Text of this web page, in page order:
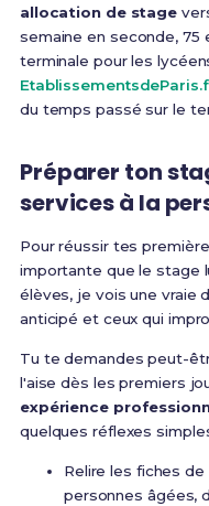
allocation de stage
semaine en seconde, 75
terminale pour les
du temps passé sur le
Préparer ton
services à la
Pour réussir tes
importante que le stage
élèves, je vois une vraie
anticipé et ceux qui
Tu te demandes peut-
l'aise dès les premiers
expérience
quelques réflexes
Relire les fiches de
personnes âgées,